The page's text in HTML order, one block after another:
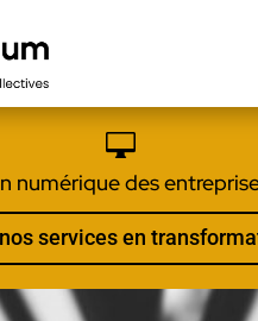

numérique des
services en